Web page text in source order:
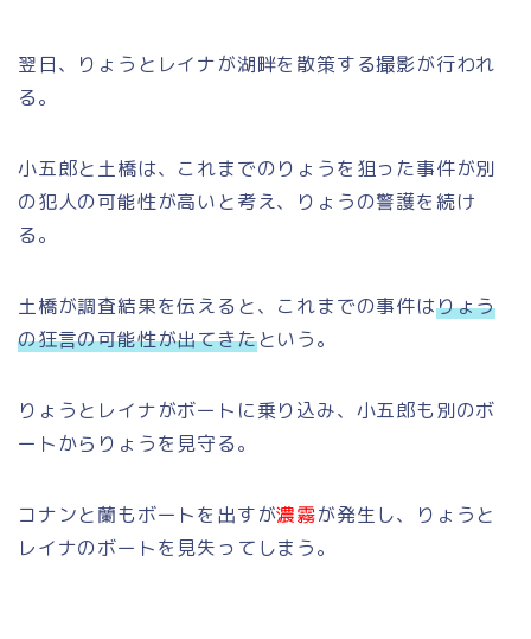
翌日、りょうとレイナが湖畔を散策する撮影が行われ
る。
小五郎と土橋は、これまでのりょうを狙った事件が別
の犯人の可能性が高いと考え、りょうの警護を続け
る。
土橋が調査結果を伝えると、これまでの事件はりょう
の狂言の可能性が出てきたという。
りょうとレイナがボートに乗り込み、小五郎も別のボ
ートからりょうを見守る。
コナンと蘭もボートを出すが濃霧が発生し、りょうと
レイナのボートを見失ってしまう。